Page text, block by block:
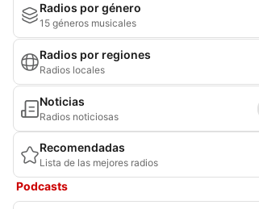
Radios por género
15 géneros musicales
Radios por regiones
Radios locales
Noticias
Radios noticiosas
Recomendadas
Lista de las mejores radios
Podcasts